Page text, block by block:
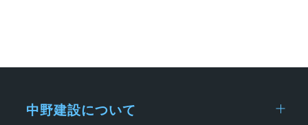
中野建設について